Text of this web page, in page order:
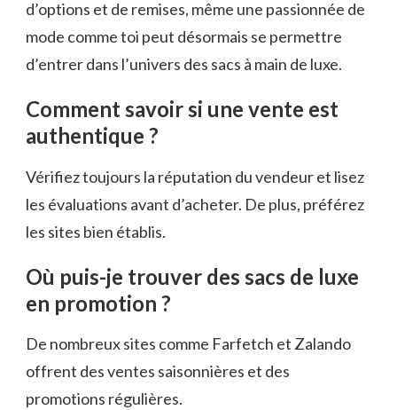
d’options et de remises, même une passionnée de
mode comme toi peut désormais se permettre
d’entrer dans l’univers des sacs à main de luxe.
Comment savoir si une vente est
authentique ?
Vérifiez toujours la réputation du vendeur et lisez
les évaluations avant d’acheter. De plus, préférez
les sites bien établis.
Où puis-je trouver des sacs de luxe
en promotion ?
De nombreux sites comme Farfetch et Zalando
offrent des ventes saisonnières et des
promotions régulières.